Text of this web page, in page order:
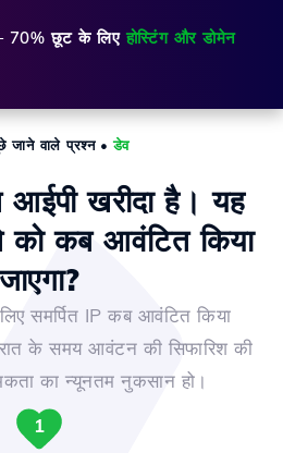
70% छूट के लिएहोस्टिंग और डोमेन
जाने वाले प्रश्न•डेव
आईपी खरीदा है। यह
को कब आवंटित किया
समर्पित IP कब आवंटित किया
के समय आवंटन की सिफारिश की
का न्यूनतम नुकसान हो।
1